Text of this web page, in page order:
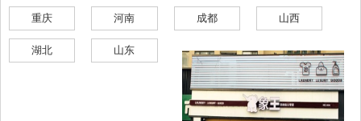
重庆 河南 成都 山西
湖北 山东